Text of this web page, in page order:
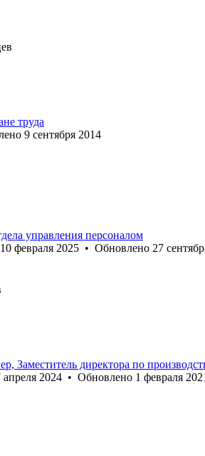
труда
9 сентября 2014
управления персоналом
10 февраля 2025 • Обновлено 27
Заместитель директора по
апреля 2024 • Обновлено 1 февраля